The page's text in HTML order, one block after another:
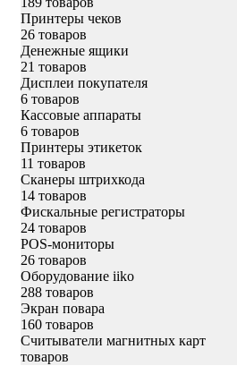
Принтеры чеков
26 товаров
Денежные ящики
21 товаров
Дисплеи покупателя
6 товаров
Кассовые аппараты
6 товаров
Принтеры этикеток
11 товаров
Сканеры штрихкода
14 товаров
Фискальные регистраторы
24 товаров
POS-мониторы
26 товаров
Оборудование iiko
288 товаров
Экран повара
160 товаров
Считыватели магнитных карт
товаров